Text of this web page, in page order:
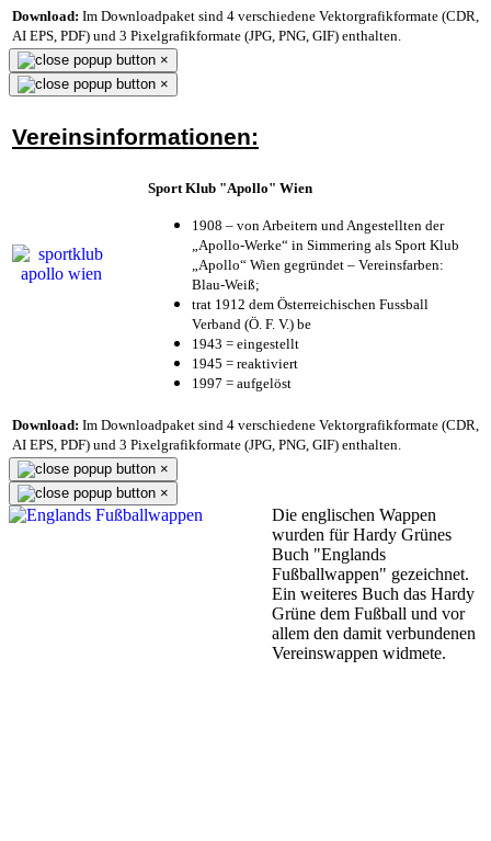
Download: Im Downloadpaket sind 4 verschiedene Vektorgrafikformate (CDR,
AI EPS, PDF) und 3 Pixelgrafikformate (JPG, PNG, GIF) enthalten.
×
×
Vereinsinformationen:
Sport Klub "Apollo" Wien
1908 – von Arbeitern und Angestellten der
„Apollo-Werke“ in Simmering als Sport Klub
„Apollo“ Wien gegründet – Vereinsfarben:
Blau-Weiß;
trat 1912 dem Österreichischen Fussball
Verband (Ö. F. V.) be
1943 = eingestellt
1945 = reaktiviert
1997 = aufgelöst
Download: Im Downloadpaket sind 4 verschiedene Vektorgrafikformate (CDR,
AI EPS, PDF) und 3 Pixelgrafikformate (JPG, PNG, GIF) enthalten.
×
×
Die englischen Wappen
wurden für Hardy Grünes
Buch "Englands
Fußballwappen" gezeichnet.
Ein weiteres Buch das Hardy
Grüne dem Fußball und vor
allem den damit verbundenen
Vereinswappen widmete.